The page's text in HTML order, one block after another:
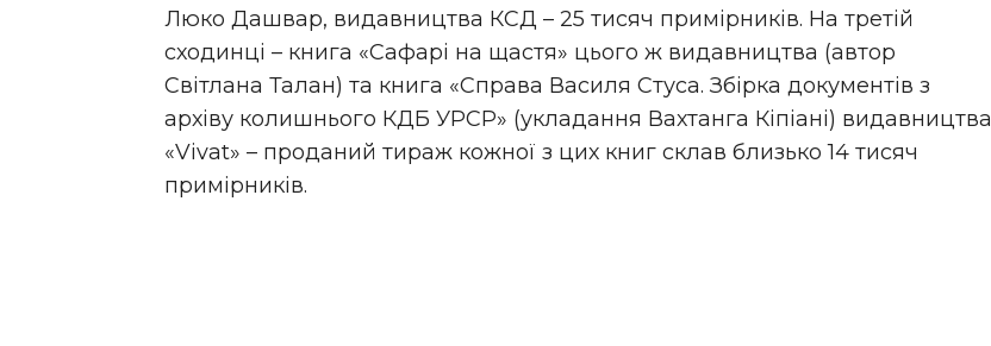
Люко Дашвар, видавництва КСД – 25 тисяч примірників. На третій
сходинці – книга «Сафарі на щастя» цього ж видавництва (автор
Світлана Талан) та книга «Справа Василя Стуса. Збірка документів з
архіву колишнього КДБ УРСР» (укладання Вахтанга Кіпіані) видавництва
«Vivat» – проданий тираж кожної з цих книг склав близько 14 тисяч
примірників.